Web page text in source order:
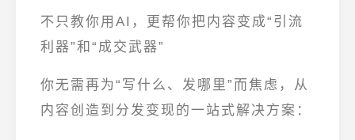
不只教你用AI，更帮你把内容变成“引流
利器”和“成交武器”
你无需再为“写什么、发哪里”而焦虑，从
内容创造 到 分发变现 的一站式解决方案：